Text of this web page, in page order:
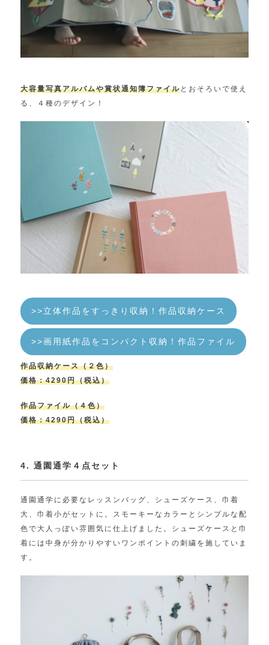
大容量写真アルバムや賞状通知簿ファイルとおそろいで使え
る、４種のデザイン！
>>立体作品をすっきり収納！作品収納ケース
>>画用紙作品をコンパクト収納！作品ファイル
作品収納ケース（２色）
価格：4290円（税込）
作品ファイル（４色）
価格：4290円（税込）
4. 通園通学４点セット
通園通学に必要なレッスンバッグ、シューズケース、巾着
大、巾着小がセットに。スモーキーなカラーとシンプルな配
色で大人っぽい雰囲気に仕上げました。シューズケースと巾
着には中身が分かりやすいワンポイントの刺繍を施していま
す。